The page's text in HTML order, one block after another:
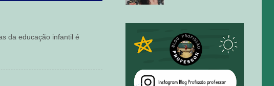
da educação infantil é